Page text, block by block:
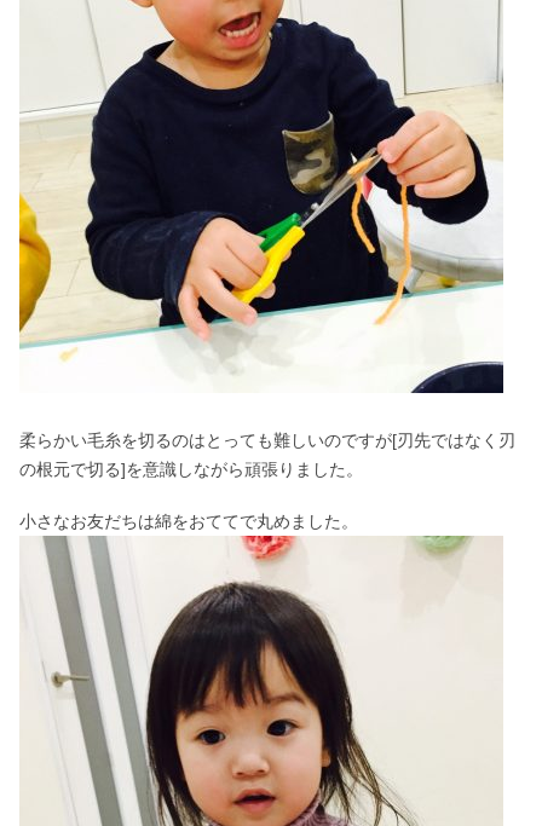
柔らかい毛糸を切るのはとっても難しいのですが[刃先ではなく刃
の根元で切る]を意識しながら頑張りました。
小さなお友だちは綿をおててで丸めました。